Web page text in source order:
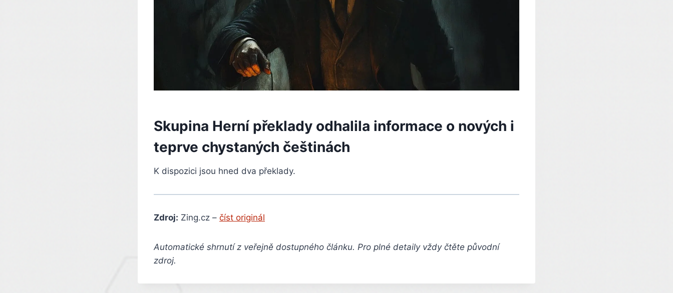
Skupina Herní překlady odhalila informace o nových i
teprve chystaných češtinách
K dispozici jsou hned dva překlady.
Zdroj: Zing.cz – číst originál
Automatické shrnutí z veřejně dostupného článku. Pro plné detaily vždy čtěte původní
zdroj.